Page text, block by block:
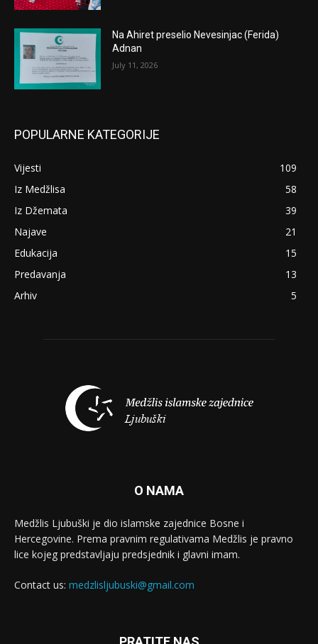
Na Ahiret preselio Nevesinjac (Ferida)
Adnan
July 11, 2026
POPULARNE KATEGORIJE
Vijesti
109
Iz Medžlisa
58
Iz Džemata
39
Najave
21
Edukacija
15
Predavanja
13
Arhiv
5
O NAMA
Medžlis Ljubuški je dio islamske zajednice Bosne i
Hercegovine. Prema pravnim regulativama Medžlis je pravno
lice kojeg predstavljaju predsjednik i glavni imam.
Contact us: medzlisljubuski@gmail.com